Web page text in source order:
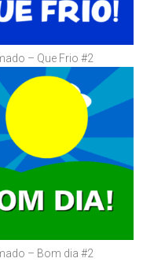
– Que Frio #2
– Bom dia #2